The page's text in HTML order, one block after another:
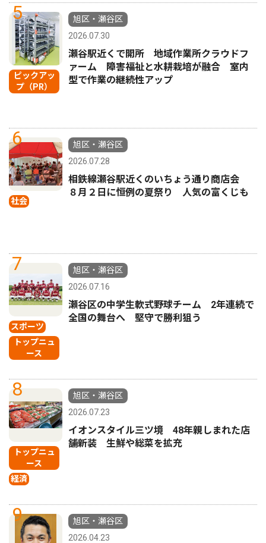
5
ピックアッ
プ（PR）
旭区・瀬谷区
2026.07.30
瀬谷駅近くで開所 地域作業所クラウドフ
ァーム 障害福祉と水耕栽培が融合 室内
型で作業の継続性アップ
6
社会
旭区・瀬谷区
2026.07.28
相鉄線瀬谷駅近くのいちょう通り商店会
８月２日に恒例の夏祭り 人気の富くじも
7
スポーツ
トップニュ
ース
旭区・瀬谷区
2026.07.16
瀬谷区の中学生軟式野球チーム 2年連続で
全国の舞台へ 堅守で勝利狙う
8
トップニュ
ース
経済
旭区・瀬谷区
2026.07.23
イオンスタイル三ツ境 48年親しまれた店
舗新装 生鮮や総菜を拡充
9
旭区・瀬谷区
2026.04.23